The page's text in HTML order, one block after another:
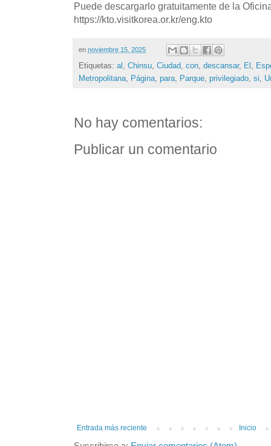
Puede descargarlo gratuitamente de la
https://kto.visitkorea.or.kr/eng.kto
en noviembre 15, 2025
Etiquetas: al , Chinsu, Ciudad, con, descansar, El ,
Metropolitana, Página, para, Parque, privilegiado, si,
No hay comentarios:
Publicar un comentario
Entrada más reciente Inicio